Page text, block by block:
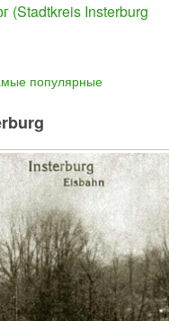
(Stadtkreis Insterburg
популярные